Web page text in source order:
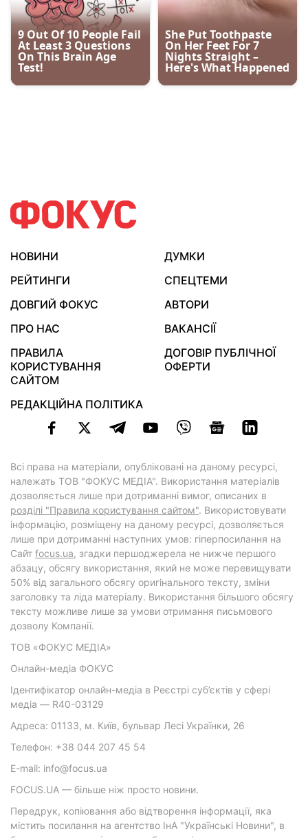
НОВИНИ
ДУМКИ
РЕЙТИНГИ
СПЕЦТЕМИ
ДОВГИЙ ФОКУС
АВТОРИ
ПРО НАС
ВАКАНСІЇ
ПРАВИЛА
КОРИСТУВАННЯ
САЙТОМ
ДОГОВІР ПУБЛІЧНОЇ
ОФЕРТИ
РЕДАКЦІЙНА ПОЛІТИКА
Всі права на матеріали, опубліковані на даному ресурсі,
належать ТОВ "ФОКУС МЕДІА". Використання матеріалів
дозволяється лише при дотриманні вимог, описаних в
розділі "Правила користування сайтом". Використовувати
інформацію, розміщену на даному ресурсі, дозволяється
лише при дотриманні наступних умов: гіперпосилання на
Cайт focus.ua, згадки першоджерела не нижче першого
абзацу, обсягу використання, який не може перевищувати
50% від загального обсягу оригінального тексту, зміни
заголовку та ліда матеріалу. Використання більшого обсягу
тексту можливе лише за умови отримання письмового
дозволу Компанії.
ТОВ «ФОКУС МЕДІА»
Онлайн-медіа ФОКУС
Ідентифікатор онлайн-медіа в Реєстрі суб’єктів у сфері
медіа — R40-03129
Адреса: 01133, м. Київ, бульвар Лесі Українки, 26
Телефон: +38 044 207 45 54
E-mail: info@focus.ua
FOCUS.UA — більше ніж просто новини.
Передрук, копіювання або відтворення інформації, яка
містить посилання на агентство ІнА "Українські Новини", в